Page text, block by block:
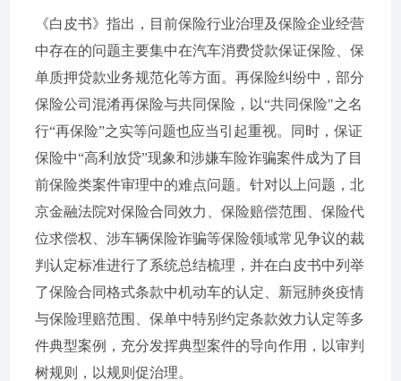
《白皮书》指出，目前保险行业治理及保险企业经营
中存在的问题主要集中在汽车消费贷款保证保险、保
单质押贷款业务规范化等方面。再保险纠纷中，部分
保险公司混淆再保险与共同保险，以“共同保险"之名
行“再保险”之实等问题也应当引起重视。同时，保证
保险中“高利放贷”现象和涉嫌车险诈骗案件成为了目
前保险类案件审理中的难点问题。针对以上问题，北
京金融法院对保险合同效力、保险赔偿范围、保险代
位求偿权、涉车辆保险诈骗等保险领域常见争议的裁
判认定标准进行了系统总结梳理，并在白皮书中列举
了保险合同格式条款中机动车的认定、新冠肺炎疫情
与保险理赔范围、保单中特别约定条款效力认定等多
件典型案例，充分发挥典型案件的导向作用，以审判
树规则，以规则促治理。